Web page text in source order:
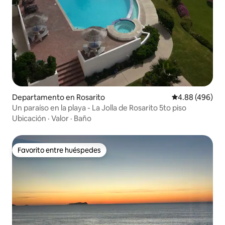
Departamento en Rosarito Calificación
4.88 (496)
Un paraíso en la playa - La Jolla de Rosarito 5to piso
Ubicación · Valor · Baño
Favorito entre huéspedes
Favorito entre huéspedes